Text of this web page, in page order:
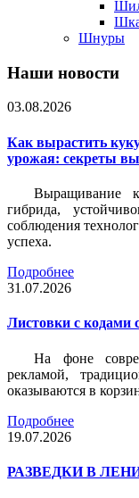
Шнуры
Наши новости
03.08.2026
Как вырастить
урожая: секреты
Выращивание
гибрида,
соблюдения
успеха.
Подробнее
31.07.2026
Листовки c
На фоне
рекламой,
оказываются в
Подробнее
19.07.2026
РАЗВЕДКИ В